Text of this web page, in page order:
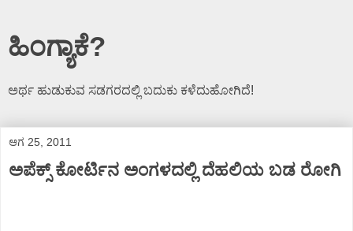
ಹಿಂಗ್ಯಾಕೆ?
ಅರ್ಥ ಹುಡುಕುವ ಸಡಗರದಲ್ಲಿ ಬದುಕು ಕಳೆದುಹೋಗಿದೆ!
ಆಗ 25, 2011
ಅಪೆಕ್ಸ್ ಕೋರ್ಟಿನ ಅಂಗಳದಲ್ಲಿ ದೆಹಲಿಯ ಬಡ ರೋಗಿ